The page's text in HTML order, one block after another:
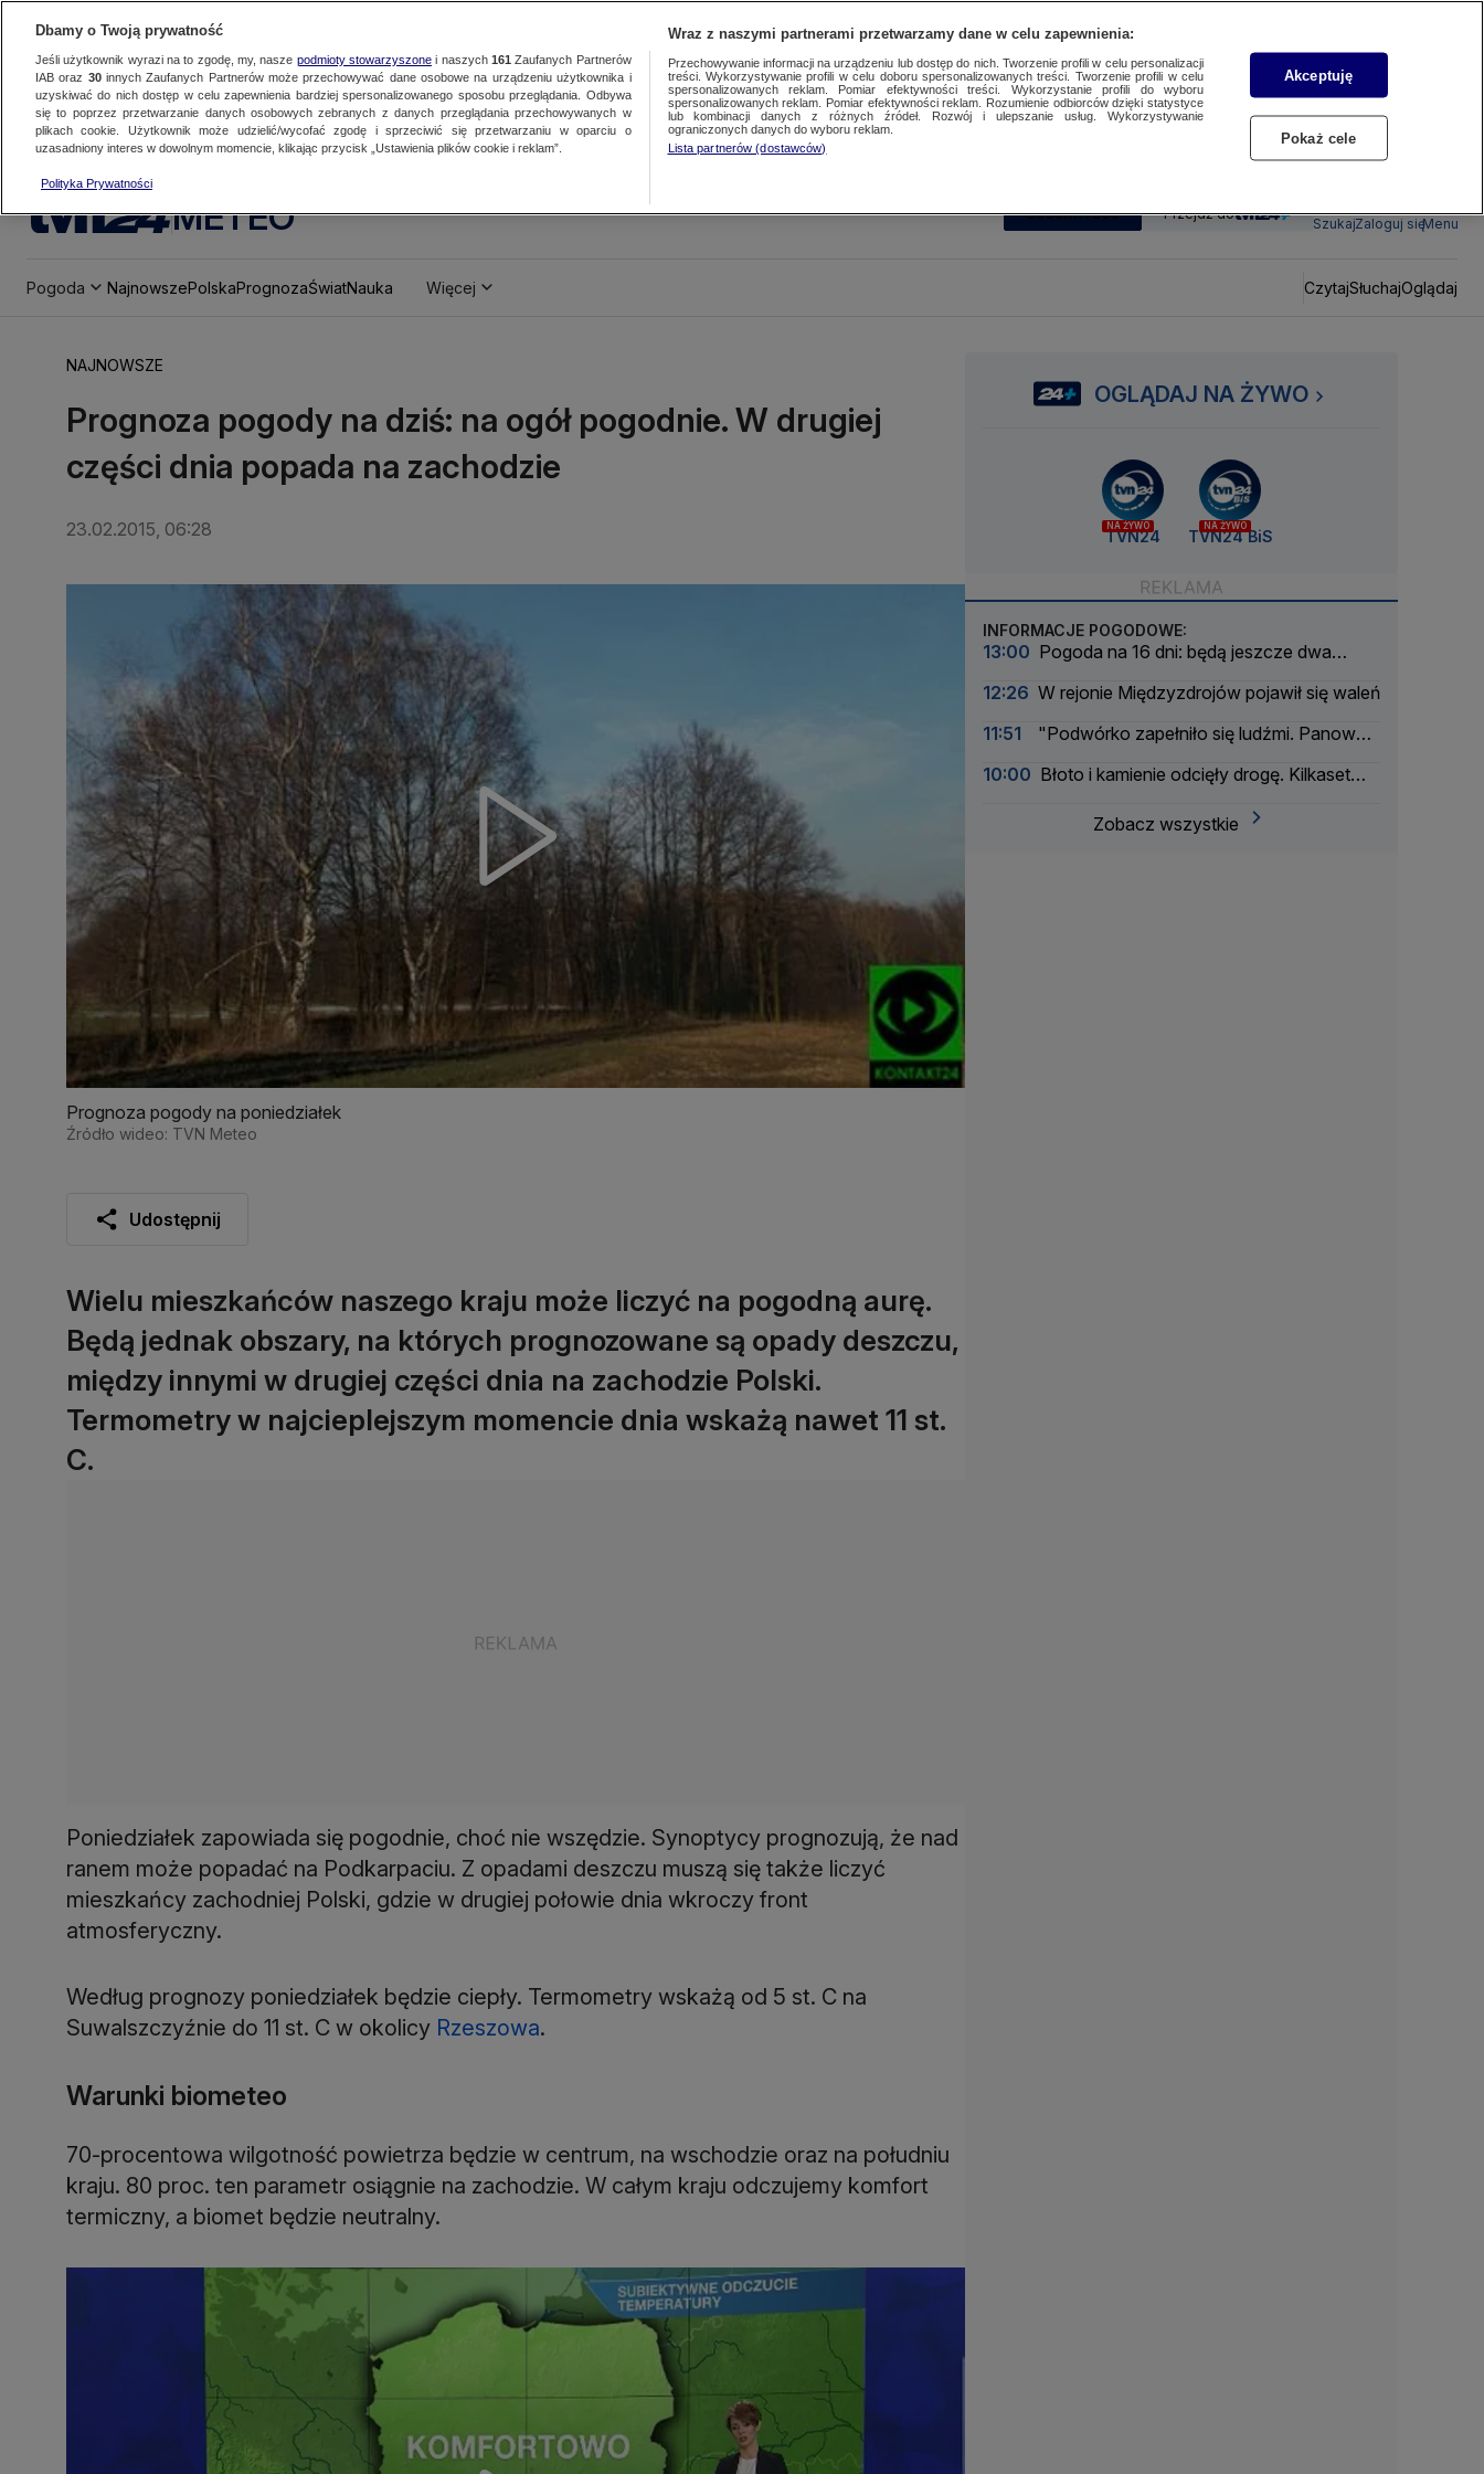
METEO SUBSKRYBUJ Przejdź do
SzukajZaloguj sięMenu
Pogoda NajnowszePolskaPrognozaŚwiatNauka Więcej CzytajSłuchajOglądaj
NAJNOWSZE
Prognoza pogody na dziś: na ogół pogodnie. W drugiej
części dnia popada na zachodzie
23.02.2015, 06:28
Prognoza pogody na poniedziałek
Źródło wideo: TVN Meteo
Udostępnij
Wielu mieszkańców naszego kraju może liczyć na pogodną aurę.
Będą jednak obszary, na których prognozowane są opady deszczu,
między innymi w drugiej części dnia na zachodzie Polski.
Termometry w najcieplejszym momencie dnia wskażą nawet 11 st.
C.
Poniedziałek zapowiada się pogodnie, choć nie wszędzie. Synoptycy prognozują, że nad
ranem może popadać na Podkarpaciu. Z opadami deszczu muszą się także liczyć
mieszkańcy zachodniej Polski, gdzie w drugiej połowie dnia wkroczy front
atmosferyczny.
Według prognozy poniedziałek będzie ciepły. Termometry wskażą od 5 st. C na
Suwalszczyźnie do 11 st. C w okolicy Rzeszowa.
Warunki biometeo
70-procentowa wilgotność powietrza będzie w centrum, na wschodzie oraz na południu
kraju. 80 proc. ten parametr osiągnie na zachodzie. W całym kraju odczujemy komfort
termiczny, a biomet będzie neutralny.
OGLĄDAJ NA ŻYWO
NA ŻYWO
TVN24
NA ŻYWO
TVN24 BiS
INFORMACJE POGODOWE:
13:00 Pogoda na 16 dni: będą jeszcze dwa
12:26 W rejonie Międzyzdrojów pojawił się waleń
11:51
"Podwórko zapełniło się ludźmi. Panował
10:00 Błoto i kamienie odcięły drogę. Kilkaset
Zobacz wszystkie
Dbamy o Twoją prywatność
Jeśli użytkownik wyrazi na to zgodę, my, nasze podmioty stowarzyszonei naszych 161 Zaufanych Partnerów
IAB oraz 30innych Zaufanych Partnerów może przechowywać dane osobowe na urządzeniu użytkownika i
uzyskiwać do nich dostęp w celu zapewnienia bardziej spersonalizowanego sposobu przeglądania. Odbywa
się to poprzez przetwarzanie danych osobowych zebranych z danych przeglądania przechowywanych w
plikach cookie. Użytkownik może udzielić/wycofać zgodę i sprzeciwić się przetwarzaniu w oparciu o
uzasadniony interes w dowolnym momencie, klikając przycisk „Ustawienia plików cookie i reklam”.
Polityka Prywatności
Wraz z naszymi partnerami przetwarzamy dane w celu zapewnienia:
Przechowywanie informacji na urządzeniu lub dostęp do nich. Tworzenie profili w celu personalizacji
treści. Wykorzystywanie profili w celu doboru spersonalizowanych treści. Tworzenie profili w celu
spersonalizowanych reklam. Pomiar efektywności treści. Wykorzystanie profili do wyboru
spersonalizowanych reklam. Pomiar efektywności reklam. Rozumienie odbiorców dzięki statystyce
lub kombinacji danych z różnych źródeł. Rozwój i ulepszanie usług. Wykorzystywanie
ograniczonych danych do wyboru reklam.
Lista partnerów (dostawców)
Akceptuję
Pokaż cele